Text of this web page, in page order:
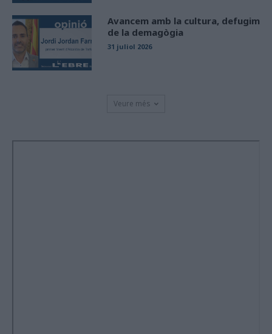
Avancem amb la cultura, defugim
de la demagògia
31 juliol 2026
Veure més